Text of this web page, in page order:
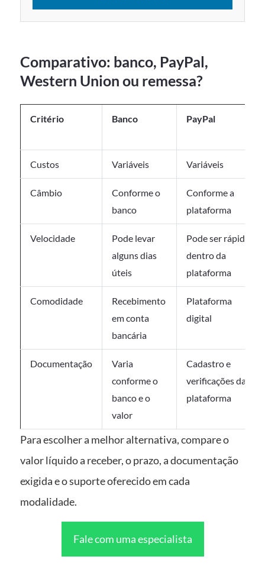
Comparativo: banco, PayPal,
Western Union ou remessa?
Critério Banco PayPal
Custos Variáveis Variáveis
Câmbio
Conforme o
banco
Conforme a
plataforma
Velocidade
Pode levar
alguns dias
úteis
Pode ser rápida
dentro da
plataforma
Comodidade
Recebimento
em conta
bancária
Plataforma
digital
Documentação
Varia
conforme o
banco e o
valor
Cadastro e
verificações da
plataforma
Para escolher a melhor alternativa, compare o
valor líquido a receber, o prazo, a documentação
exigida e o suporte oferecido em cada
modalidade.
Fale com uma especialista